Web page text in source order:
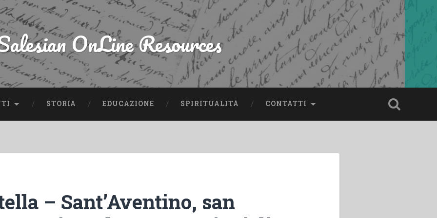
OnLine Resources
STORIA EDUCAZIONE SPIRITUALITÀ CONTATTI
– Sant’Aventino, san